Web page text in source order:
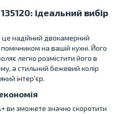
ідеальний вибір
це надійний двокамерний
на вашій кухні. Його
легко розмістити його в
а стильний бежевий колір
інтер'єр.
ви зможете значно скоротити